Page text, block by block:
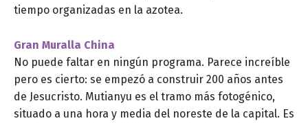
tiempo organizadas en la azotea.
Gran Muralla China
No puede faltar en ningún programa. Parece increíble
pero es cierto: se empezó a construir 200 años antes
de Jesucristo. Mutianyu es el tramo más fotogénico,
situado a una hora y media del noreste de la capital. Es